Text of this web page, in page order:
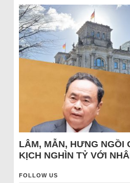
LÂM, MẪN, HƯNG NGỒI
KỊCH NGHÌN TỶ VỚI
FOLLOW US